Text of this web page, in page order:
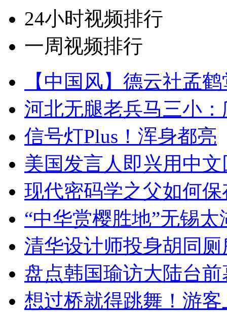
24小时视频排行
一周视频排行
【中国风】德云社孟
河北无腿老兵马三小
信号灯Plus！浑身都亮
美国发言人即兴用中
现代密码学之父如何
“中华赏樱胜地”无锡
清华设计师投身胡同
盘点韩国瑜访大陆台
想过桥就得跳舞！游客